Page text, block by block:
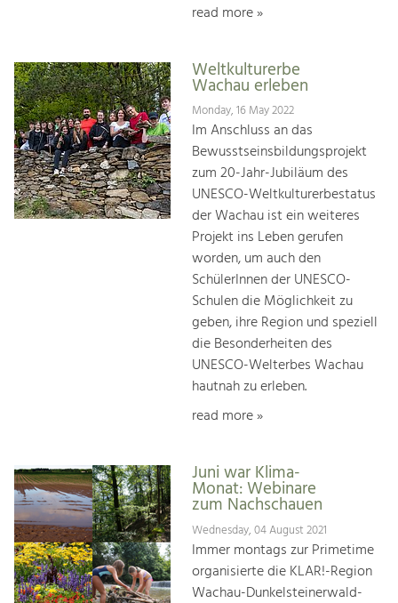
read more »
Weltkulturerbe
Wachau erleben
Monday, 16 May 2022
Im Anschluss an das
Bewusstseinsbildungsprojekt
zum 20-Jahr-Jubiläum des
UNESCO-Weltkulturerbestatus
der Wachau ist ein weiteres
Projekt ins Leben gerufen
worden, um auch den
SchülerInnen der UNESCO-
Schulen die Möglichkeit zu
geben, ihre Region und speziell
die Besonderheiten des
UNESCO-Welterbes Wachau
hautnah zu erleben.
read more »
Juni war Klima-
Monat: Webinare
zum Nachschauen
Wednesday, 04 August 2021
Immer montags zur Primetime
organisierte die KLAR!-Region
Wachau-Dunkelsteinerwald-